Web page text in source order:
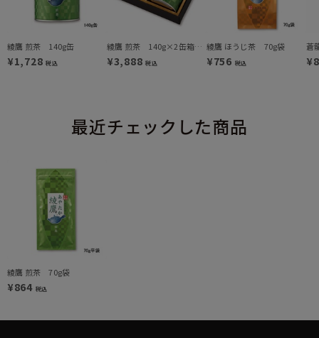
綾鷹 煎茶 140g缶
¥1,728 税込
綾鷹 煎茶 140g×2缶箱入(AY-36)
¥3,888 税込
綾鷹 ほうじ茶 70g袋
¥756 税込
蒼
最近チェックした商品
綾鷹 煎茶 70g袋
¥864 税込